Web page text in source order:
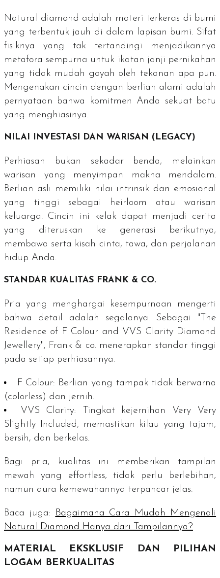
Natural diamond adalah materi terkeras di bumi
yang terbentuk jauh di dalam lapisan bumi. Sifat
fisiknya yang tak tertandingi menjadikannya
metafora sempurna untuk ikatan janji pernikahan
yang tidak mudah goyah oleh tekanan apa pun.
Mengenakan cincin dengan berlian alami adalah
pernyataan bahwa komitmen Anda sekuat batu
yang menghiasinya.
NILAI INVESTASI DAN WARISAN ( LEGACY)
Perhiasan bukan sekadar benda, melainkan
warisan yang menyimpan makna mendalam.
Berlian asli memiliki nilai intrinsik dan emosional
yang tinggi sebagai heirloom atau warisan
keluarga. Cincin ini kelak dapat menjadi cerita
yang diteruskan ke generasi berikutnya,
membawa serta kisah cinta, tawa, dan perjalanan
hidup Anda.
STANDAR KUALITAS FRANK & CO.
Pria yang menghargai kesempurnaan mengerti
bahwa detail adalah segalanya. Sebagai "The
Residence of F Colour and VVS Clarity Diamond
Jewellery", Frank & co. menerapkan standar tinggi
pada setiap perhiasannya.
F Colour: Berlian yang tampak tidak berwarna
(colorless ) dan jernih.
VVS Clarity: Tingkat kejernihan
Very Very
Slightly Included, memastikan kilau yang tajam,
bersih, dan berkelas.
Bagi pria, kualitas ini memberikan tampilan
mewah yang effortless, tidak perlu berlebihan,
namun aura kemewahannya terpancar jelas.
Baca juga:
Bagaimana Cara Mudah Mengenali
Natural Diamond Hanya dari Tampilannya?
MATERIAL EKSKLUSIF DAN PILIHAN
LOGAM BERKUALITAS